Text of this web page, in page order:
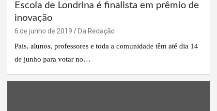
Escola de Londrina é finalista em prêmio de
inovação
6 de junho de 2019
Da Redação
Pais, alunos, professores e toda a comunidade têm até dia 14
de junho para votar no…